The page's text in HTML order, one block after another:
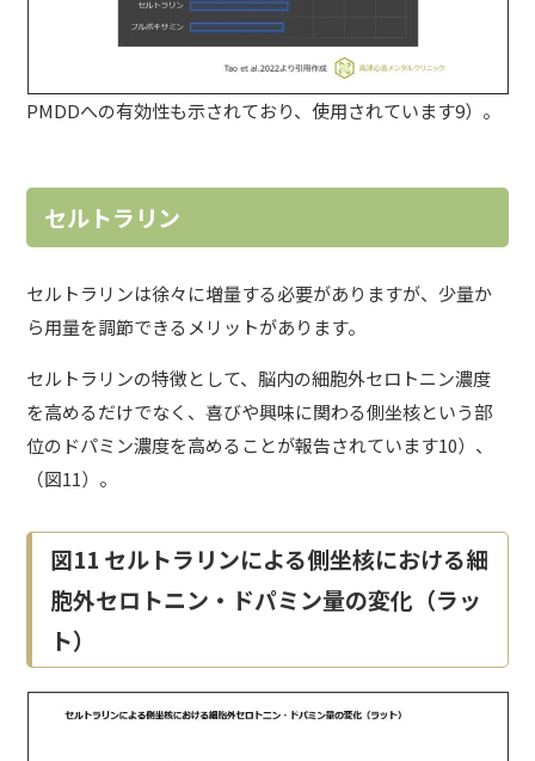
PMDDへの有効性も示されており、使用されています9）。
セルトラリン
セルトラリンは徐々に増量する必要がありますが、少量か
ら用量を調節できるメリットがあります。
セルトラリンの特徴として、脳内の細胞外セロトニン濃度
を高めるだけでなく、喜びや興味に関わる側坐核という部
位のドパミン濃度を高めることが報告されています10）、
（図11）。
図11 セルトラリンによる側坐核における細
胞外セロトニン・ドパミン量の変化（ラッ
ト）